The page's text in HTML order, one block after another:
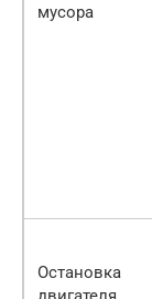
мусора
Остановка